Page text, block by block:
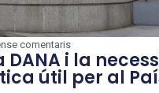
comentaris
DANA i la
útil per al